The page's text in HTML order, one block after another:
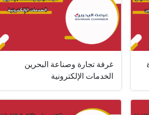
غرفة تجارة وصناعة البحرين
الخدمات الإلكترونية